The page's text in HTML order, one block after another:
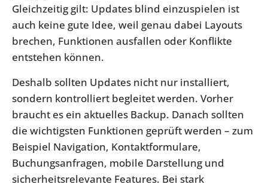
Gleichzeitig gilt: Updates blind einzuspielen ist
auch keine gute Idee, weil genau dabei Layouts
brechen, Funktionen ausfallen oder Konflikte
entstehen können.
Deshalb sollten Updates nicht nur installiert,
sondern kontrolliert begleitet werden. Vorher
braucht es ein aktuelles Backup. Danach sollten
die wichtigsten Funktionen geprüft werden – zum
Beispiel Navigation, Kontaktformulare,
Buchungsanfragen, mobile Darstellung und
sicherheitsrelevante Features. Bei stark